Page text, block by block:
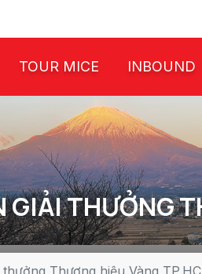
TOUR MICE INBOUND
THƯỞNG
Thương hiệu Vàng